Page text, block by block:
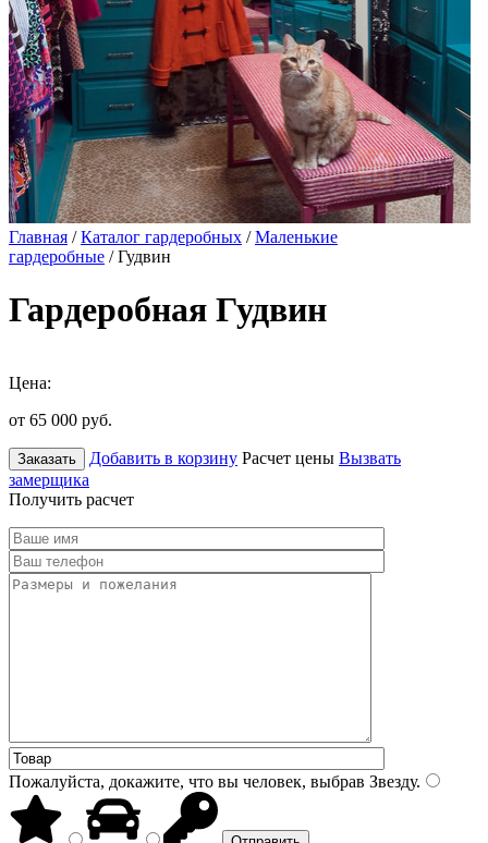
Главная /Каталог гардеробных /Маленькие
гардеробные / Гудвин
Гардеробная Гудвин
Цена:
от 65 000 руб.
Заказать Добавить в корзину Расчет цены Вызвать
замерщика
Получить расчет
Пожалуйста, докажите, что вы человек, выбрав Звезду.